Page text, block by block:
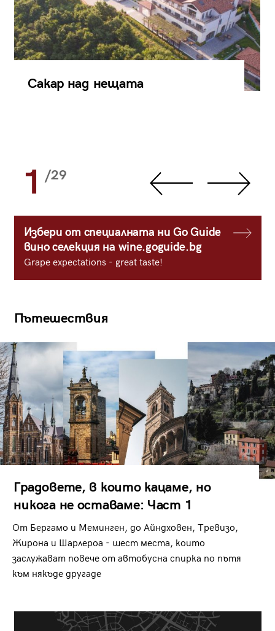
Сакар над нещата
1 /29
Избери от специалната ни Go Guide
вино селекция на wine.goguide.bg
Grape expectations - great taste!
Пътешествия
Градовете, в които кацаме, но
никога не оставаме: Част 1
От Бергамо и Меминген, до Айндховен, Тревизо,
Жирона и Шарлероа - шест места, които
заслужават повече от автобусна спирка по пътя
към някъде другаде